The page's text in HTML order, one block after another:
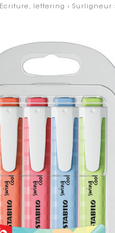
Ecriture, lettering › Surligneur